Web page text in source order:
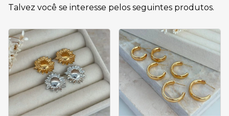
Talvez você se interesse pelos seguintes produtos.